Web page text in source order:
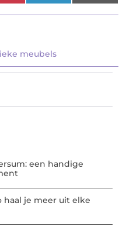
meubels
een handige
haal je meer uit elke